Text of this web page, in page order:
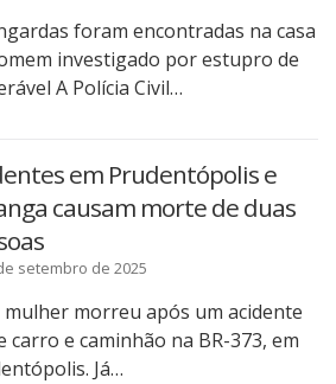
foram encontradas na casa
investigado por estupro de
A Polícia Civil…
em Prudentópolis e
causam morte de duas
setembro de 2025
mulher morreu após um acidente
carro e caminhão na BR-373, em
Já…